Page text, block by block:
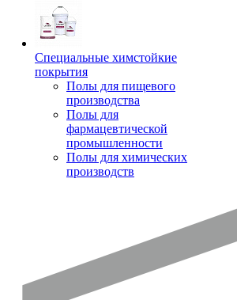
Специальные химстойкие
покрытия
Полы для пищевого
производства
Полы для
фармацевтической
промышленности
Полы для химических
производств